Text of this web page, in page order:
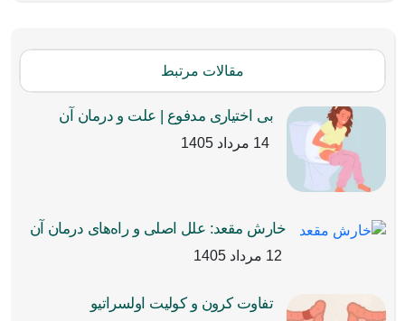
مقالات مرتبط
بی اختیاری مدفوع | علت و درمان آن
14 مرداد 1405
خارش مقعد: علل اصلی و راه‌های درمان آن
12 مرداد 1405
تفاوت کرون و کولیت اولسراتیو